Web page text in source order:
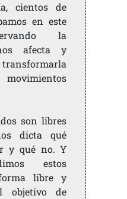
cientos de
en este
la
afecta y
son libres
dicta qué
y qué no. Y
estos
libre y
objetivo de